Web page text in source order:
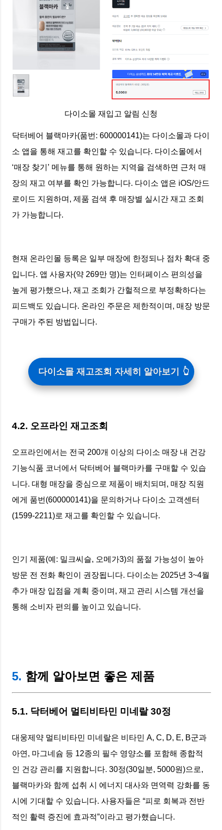
다이소몰 재입고 알림 신청
닥터베어 블랙마카(품번: 600000141)는 다이소몰과 다이
소 앱을 통해 재고를 확인할 수 있습니다. 다이소몰에서
‘매장 찾기’ 메뉴를 통해 원하는 지역을 검색하면 근처 매
장의 재고 여부를 확인 가능합니다. 다이소 앱은 iOS/안드
로이드 지원하며, 제품 검색 후 매장별 실시간 재고 조회
가 가능합니다.
현재 온라인몰 등록은 일부 매장에 한정되나 점차 확대 중
입니다. 앱 사용자(약 269만 명)는 인터페이스 편의성을
높게 평가했으나, 재고 조회가 간헐적으로 부정확하다는
피드백도 있습니다. 온라인 주문은 제한적이며, 매장 방문
구매가 주된 방법입니다.
다이소몰 재고조회 자세히 알아보기
4.2. 오프라인 재고조회
오프라인에서는 전국 200개 이상의 다이소 매장 내 건강
기능식품 코너에서 닥터베어 블랙마카를 구매할 수 있습
니다. 대형 매장을 중심으로 제품이 배치되며, 매장 직원
에게 품번(600000141)을 문의하거나 다이소 고객센터
(1599-2211)로 재고를 확인할 수 있습니다.
인기 제품(예: 밀크씨슬, 오메가3)의 품절 가능성이 높아
방문 전 전화 확인이 권장됩니다. 다이소는 2025년 3~4월
추가 매장 입점을 계획 중이며, 재고 관리 시스템 개선을
통해 소비자 편의를 높이고 있습니다.
5. 함께 알아보면 좋은 제품
5.1. 닥터베어 멀티비타민 미네랄 30정
대웅제약 멀티비타민 미네랄은 비타민 A, C, D, E, B군과
아연, 마그네슘 등 12종의 필수 영양소를 포함해 종합적
인 건강 관리를 지원합니다. 30정(30일분, 5000원)으로,
블랙마카와 함께 섭취 시 에너지 대사와 면역력 강화를 동
시에 기대할 수 있습니다. 사용자들은 “피로 회복과 전반
적인 활력 증진에 효과적”이라고 평가했습니다.